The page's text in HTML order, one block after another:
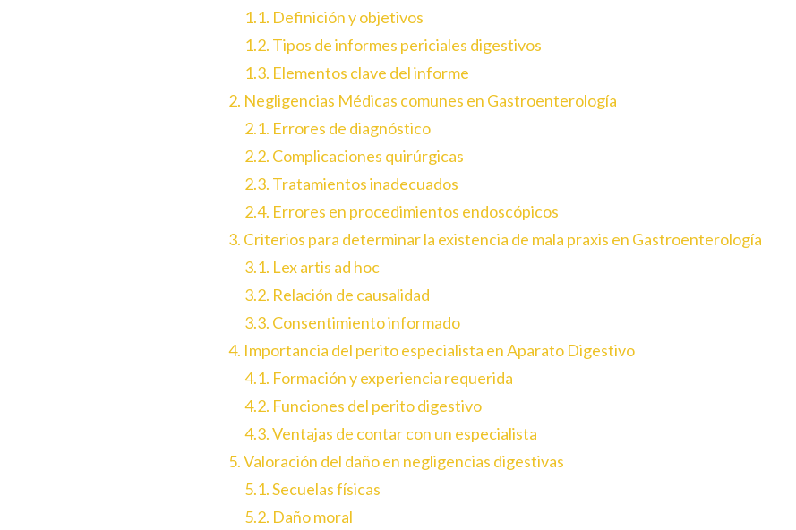
1.1. Definición y objetivos
1.2. Tipos de informes periciales digestivos
1.3. Elementos clave del informe
2. Negligencias Médicas comunes en Gastroenterología
2.1. Errores de diagnóstico
2.2. Complicaciones quirúrgicas
2.3. Tratamientos inadecuados
2.4. Errores en procedimientos endoscópicos
3. Criterios para determinar la existencia de mala praxis en Gastroenterología
3.1. Lex artis ad hoc
3.2. Relación de causalidad
3.3. Consentimiento informado
4. Importancia del perito especialista en Aparato Digestivo
4.1. Formación y experiencia requerida
4.2. Funciones del perito digestivo
4.3. Ventajas de contar con un especialista
5. Valoración del daño en negligencias digestivas
5.1. Secuelas físicas
5.2. Daño moral